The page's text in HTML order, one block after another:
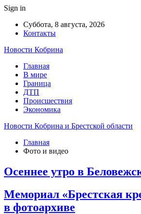
Sign in
Суббота, 8 августа, 2026
Контакты
Новости Кобрина
Главная
В мире
Граница
ДТП
Происшествия
Экономика
Новости Кобрина и Брестской области
Главная
Фото и видео
Осеннее утро в
Мемориал «Брестская
в фотоархиве